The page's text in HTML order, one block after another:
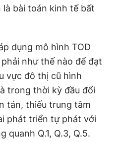
bài toán kinh tế bất
dụng mô hình TOD
như thế nào để đạt
vực đô thị cũ hình
trong thời kỳ đầu đổi
tán, thiếu trung tâm
phát triển tự phát với
quanh Q.1, Q.3, Q.5.